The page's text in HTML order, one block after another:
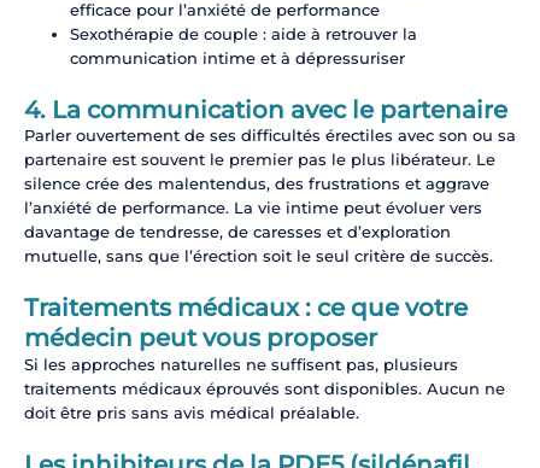
efficace pour l’anxiété de performance
Sexothérapie de couple : aide à retrouver la
communication intime et à dépressuriser
4. La communication avec le partenaire
Parler ouvertement de ses difficultés érectiles avec son ou sa
partenaire est souvent le premier pas le plus libérateur. Le
silence crée des malentendus, des frustrations et aggrave
l’anxiété de performance. La vie intime peut évoluer vers
davantage de tendresse, de caresses et d’exploration
mutuelle, sans que l’érection soit le seul critère de succès.
Traitements médicaux : ce que votre
médecin peut vous proposer
Si les approches naturelles ne suffisent pas, plusieurs
traitements médicaux éprouvés sont disponibles. Aucun ne
doit être pris sans avis médical préalable.